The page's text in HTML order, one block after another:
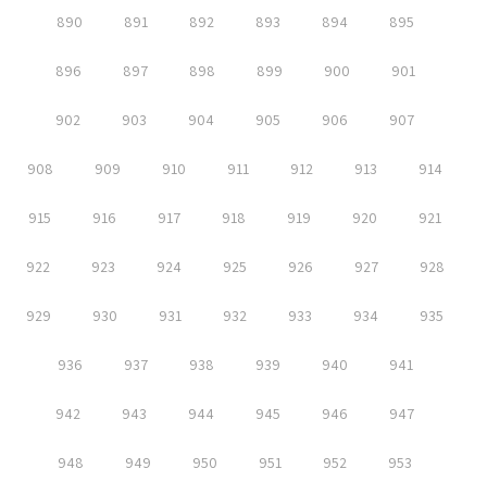
890 891 892 893 894 895
896 897 898 899 900 901
902 903 904 905 906 907
908 909 910 911 912 913 914
915 916 917 918 919 920 921
922 923 924 925 926 927 928
929 930 931 932 933 934 935
936 937 938 939 940 941
942 943 944 945 946 947
948 949 950 951 952 953